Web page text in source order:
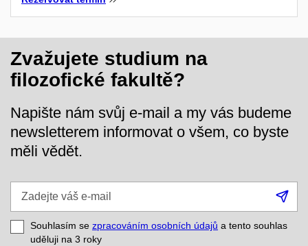
Zvažujete studium na
filozofické fakultě?
Napište nám svůj e-mail a my vás budeme
newsletterem informovat o všem, co byste
měli vědět.
e-
mail
Souhlasím se zpracováním osobních údajů a tento souhlas
uděluji na 3 roky